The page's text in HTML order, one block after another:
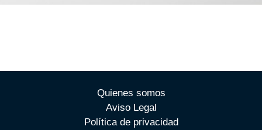
Quienes somos
Aviso Legal
Política de privacidad